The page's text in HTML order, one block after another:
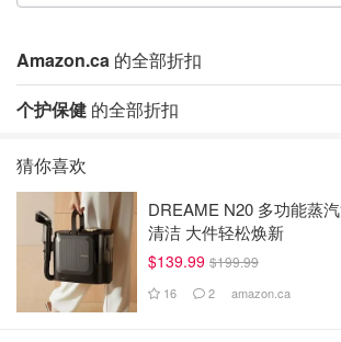
Amazon.ca 的全部折扣
个护保健 的全部折扣
猜你喜欢
DREAME N20 多功能蒸
清洁 大件轻松焕新
$139.99 $199.99
16 2 amazon.ca